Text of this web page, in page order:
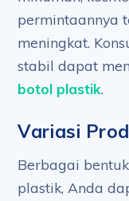
permintaannya
meningkat.
stabil dapat
botol plastik.
Variasi
Berbagai
plastik, Anda